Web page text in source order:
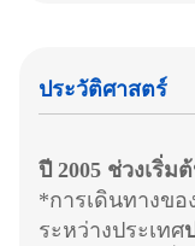
ประวัติศาสตร์
ปี 2005 ช่วงเริ่ม
*การเดินทางขอ
ระหว่างประเทศ